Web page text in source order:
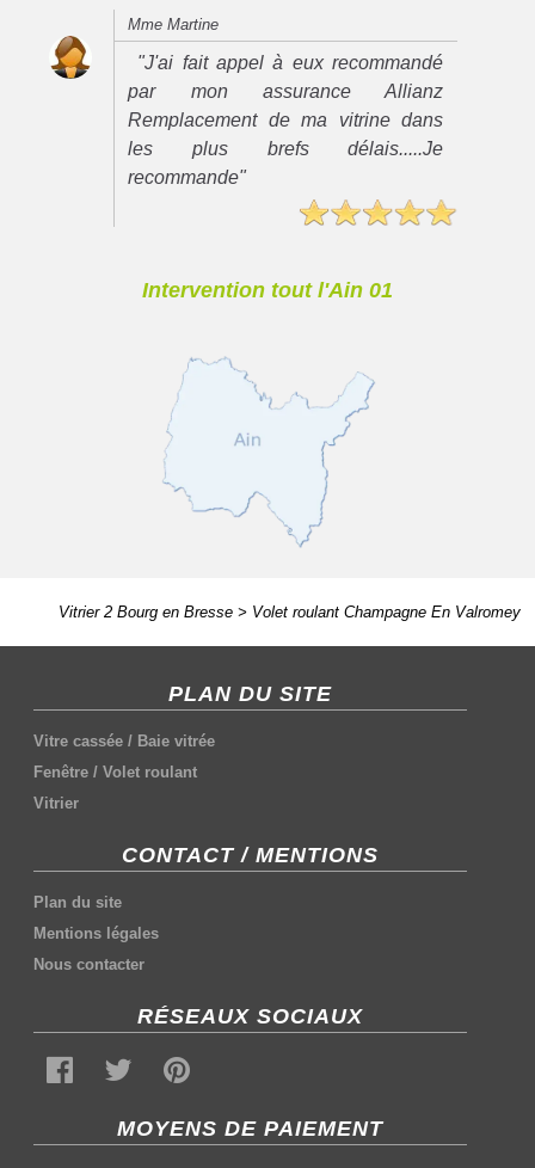
Mme Martine
"J'ai fait appel à eux recommandé
par mon assurance Allianz
Remplacement de ma vitrine dans
les plus brefs délais.....Je
recommande"
Intervention tout l'Ain 01
Vitrier 2 Bourg en Bresse> Volet roulant Champagne En Valromey
PLAN DU SITE
Vitre cassée / Baie vitrée
Fenêtre /Volet roulant
Vitrier
CONTACT / MENTIONS
Plan du site
Mentions légales
Nous contacter
RÉSEAUX SOCIAUX
MOYENS DE PAIEMENT